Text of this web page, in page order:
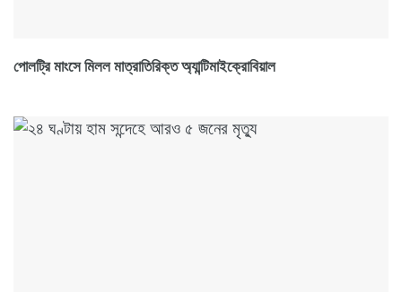
পোলট্রি মাংসে মিলল মাত্রাতিরিক্ত অ্যান্টিমাইক্রোবিয়াল